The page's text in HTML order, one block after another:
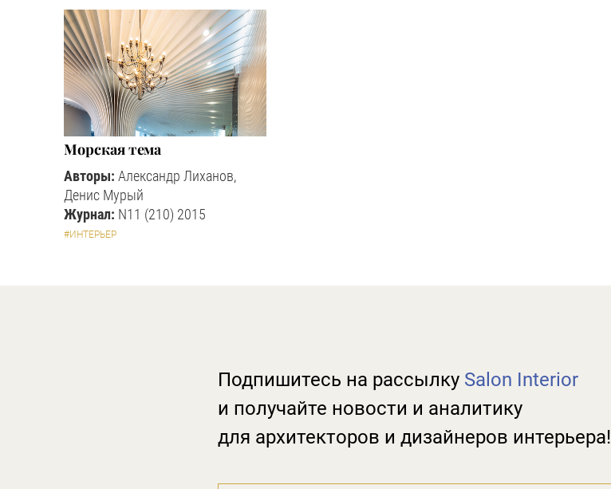
Морская тема
Авторы: Александр Лиханов,
Денис Мурый
Журнал: N11 (210) 2015
#ИНТЕРЬЕР
Подпишитесь на рассылку Salon Interior
и получайте новости и аналитику
для архитекторов и дизайнеров интерьера!